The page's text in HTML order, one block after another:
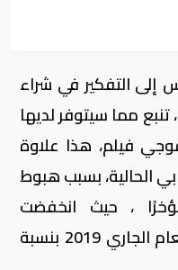
التفكير في شراء
تنبع مما سيتوفر لديها
فيلم، هذا علاوة
الحالية، بسبب هبوط
، حيث انخفضت
إيراداتها في الربع الثالث من العام الجاري 2019 بنسبة